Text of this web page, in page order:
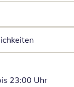
23:00 Uhr